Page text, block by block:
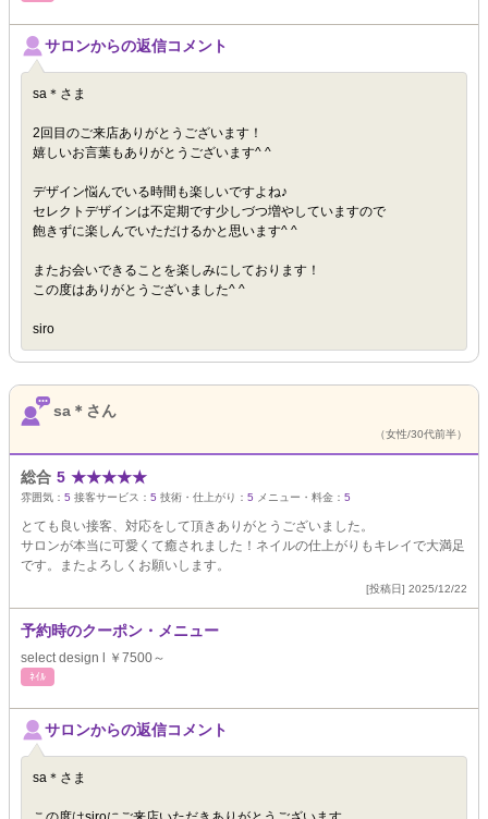
サロンからの返信コメント
sa＊さま
2回目のご来店ありがとうございます！
嬉しいお言葉もありがとうございます^ ^
デザイン悩んでいる時間も楽しいですよね♪
セレクトデザインは不定期です少しづつ増やしていますので
飽きずに楽しんでいただけるかと思います^ ^
またお会いできることを楽しみにしております！
この度はありがとうございました^ ^
siro
sa＊さん
（女性/30代前半）
総合 5 ★★★★★
雰囲気： 5 接客サービス： 5 技術・仕上がり： 5 メニュー・料金： 5
とても良い接客、対応をして頂きありがとうございました。
サロンが本当に可愛くて癒されました！ネイルの仕上がりもキレイで大満足
です。またよろしくお願いします。
[投稿日] 2025/12/22
予約時のクーポン・メニュー
select design l ￥7500～
ﾈｲﾙ
サロンからの返信コメント
sa＊さま